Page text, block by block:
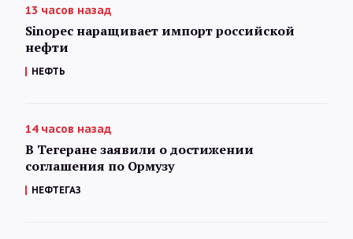
13 часов назад
Sinopec наращивает импорт российской
нефти
НЕФТЬ
14 часов назад
В Тегеране заявили о достижении
соглашения по Ормузу
НЕФТЕГАЗ